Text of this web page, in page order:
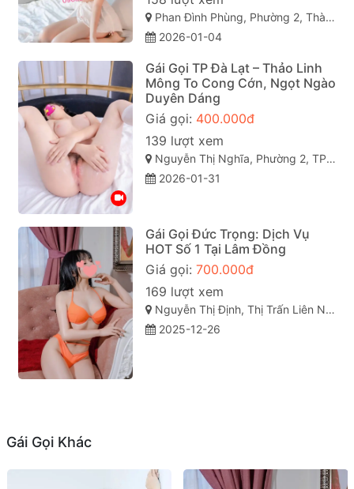
Phan Đình Phùng, Phường 2, Thành phố Đà Lạt, Lâm Đồng
2026-01-04
Gái Gọi TP Đà Lạt – Thảo Linh
Mông To Cong Cớn, Ngọt Ngào
Duyên Dáng
Giá gọi: 400.000đ
139 lượt xem
Nguyễn Thị Nghĩa, Phường 2, TP Đà Lạt, Lâm Đồng
2026-01-31
Gái Gọi Đức Trọng: Dịch Vụ
HOT Số 1 Tại Lâm Đồng
Giá gọi: 700.000đ
169 lượt xem
Nguyễn Thị Định, Thị Trấn Liên Nghĩa, Đức Trọng, Lâm Đồng
2025-12-26
Gái Gọi Khác